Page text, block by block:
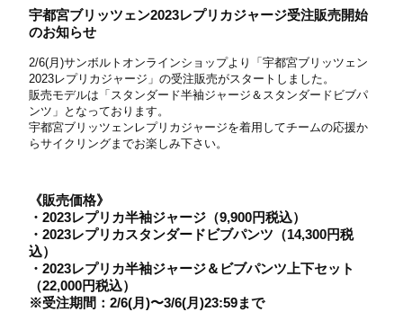
宇都宮ブリッツェン2023レプリカジャージ受注販売開始
のお知らせ
2/6(月)サンボルトオンラインショップより「宇都宮ブリッツェン
2023レプリカジャージ」の受注販売がスタートしました。
販売モデルは「スタンダード半袖ジャージ＆スタンダードビブパ
ンツ」となっております。
宇都宮ブリッツェンレプリカジャージを着用してチームの応援か
らサイクリングまでお楽しみ下さい。
《販売価格》
・2023レプリカ半袖ジャージ（9,900円税込）
・2023レプリカスタンダードビブパンツ（14,300円税
込）
・2023レプリカ半袖ジャージ＆ビブパンツ上下セット
（22,000円税込）
※受注期間：2/6(月)〜3/6(月)23:59まで